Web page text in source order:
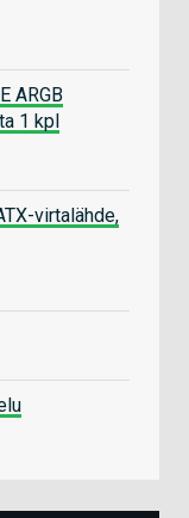
ARGB
1 kpl
virtalähde,